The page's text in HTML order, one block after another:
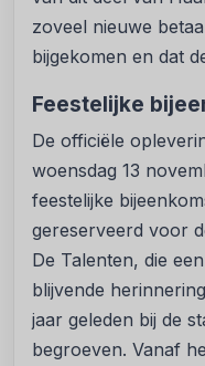
zoveel nieuwe
bijgekomen en dat
Feestelijke
De officiële
woensdag 13
feestelijke
gereserveerd voor
De Talenten, die
blijvende
jaar geleden bij de
begroeven. Vanaf